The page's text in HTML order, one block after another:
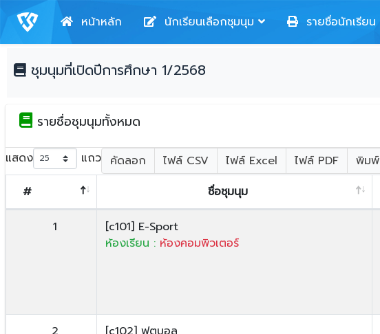
หน้าหลัก นักเรียนเลือกชุมนุม รายชื่อนักเรียน
ชุมนุมที่เปิดปีการศึกษา 1/2568
รายชื่อชุมนุมทั้งหมด
แสดง แถว คัดลอก ไฟล์ CSV ไฟล์ Excel ไฟล์ PDF พิมพ์
# ชื่อชุมนุม
1
[c101] E-Sport
ห้องเรียน : ห้องคอมพิวเตอร์